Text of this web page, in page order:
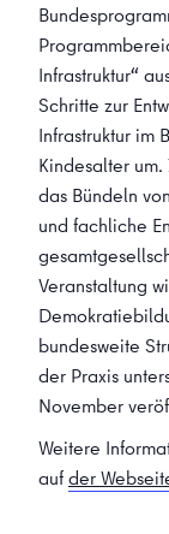
Infrastruktur“
Schritte zur
Infrastruktur im
Kindesalter
das Bündeln
und fachliche
Veranstaltung
bundesweite
der Praxis
November
Weitere
aufder